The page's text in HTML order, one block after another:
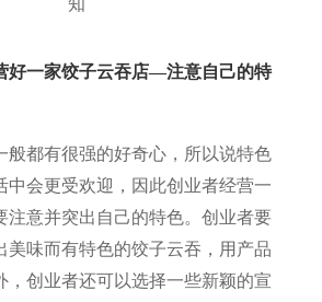
好一家饺子云吞店—注意自己的特
般都有很强的好奇心，所以说特色
中会更受欢迎，因此创业者经营一
注意并突出自己的特色。创业者要
美味而有特色的饺子云吞，用产品
，创业者还可以选择一些新颖的宣